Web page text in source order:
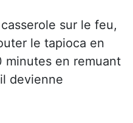
sur le feu,
le tapioca en
minutes en remuant
devienne